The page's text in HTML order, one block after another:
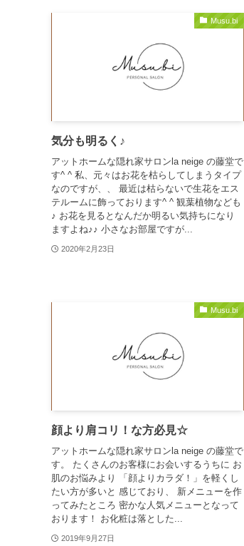
Musu.bi
気分も明るく♪
アットホームな隠れ家サロンla neige の藤堂で
す^ ^ 私、元々はお花を枯らしてしまうタイプ
なのですが、、 最近は枯らないで生花をエス
テルームに飾っております^ ^ 観葉植物なども
♪ お花を見るとなんだか明るい気持ちになり
ますよね♪♪ 小さなお部屋ですが...
2020年2月23日
Musu.bi
顔より肩コリ！な方必見☆
アットホームな隠れ家サロンla neige の藤堂で
す。 たくさんのお客様にお会いするうちに お
肌のお悩みより 「顔よりカラダ！」を軽くし
たい方が多いと 感じており、 新メニューを作
ってみたところ 密かな人気メニューとなって
おります！ お化粧は落とした...
2019年9月27日